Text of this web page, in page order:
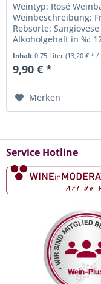
Weintyp: Rosé
Weinbeschreibung:
Rebsorte:
Alkoholgehalt in %:
Inhaltsstoffe: Sulfite
Inhalt0.75 Liter(13,20 € * /
9,90 € *
Merken
Service Hotline